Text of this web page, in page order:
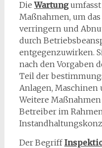
DieWartungumfasst
Maßnahmen, um
verringern und
durch
entgegenzuwirken.
nach den Vorgaben
Teil der
Anlagen,
Weitere
Betreiber im
Der Begriff